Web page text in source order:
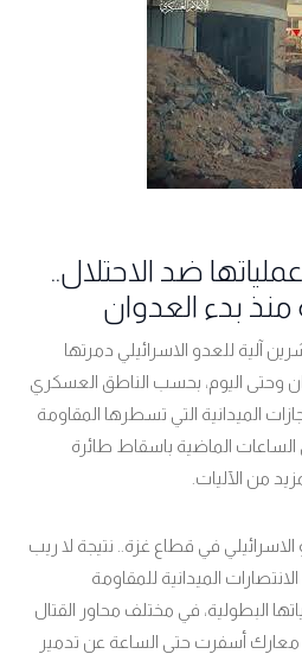
ضد الاحتلال..
آلية للعدو الاسرائيلي دمرتها
وحتى اليوم، بحسب الناطق العسكري
الميدانية التي تسطرها المقاومة
الساعات الماضية باسقاط طائرة
من الآليات.
في قطاع غزة.. نتيجة لا ريب
الميدانية للمقاومة
البطولية، في مختلف محاور القتال
أسفرت حتى الساعة عن تدمير